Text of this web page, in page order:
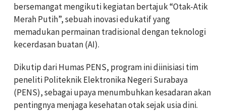
bersemangat mengikuti kegiatan bertajuk “Otak-Atik
Merah Putih”, sebuah inovasi edukatif yang
memadukan permainan tradisional dengan teknologi
kecerdasan buatan (AI).
Dikutip dari Humas PENS, program ini diinisiasi tim
peneliti Politeknik Elektronika Negeri Surabaya
(PENS), sebagai upaya menumbuhkan kesadaran akan
pentingnya menjaga kesehatan otak sejak usia dini.